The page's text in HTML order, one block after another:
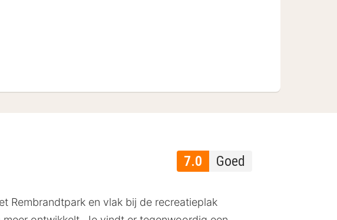
7.0 Goed
Rembrandtpark en vlak bij de recreatieplak